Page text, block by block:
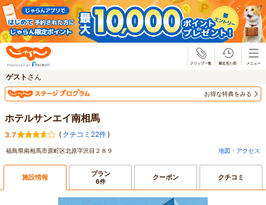
ゲスト さん
お得な特典をみる
ホテルサンエイ南相馬
3.7 ( クチコミ22件)
福島県南相馬市原町区北原字沢目２８９ 地図・アクセス
施設情報 プラン
6件 クーポン クチコミ